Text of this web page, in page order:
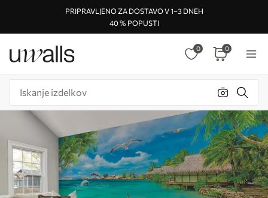
PRIPRAVLJENO ZA DOSTAVO V 1–3 DNEH
40 % POPUSTI
0 0